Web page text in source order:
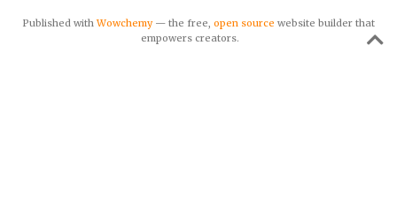
Published withWowchemy— the free, open source website builder that
empowers creators.